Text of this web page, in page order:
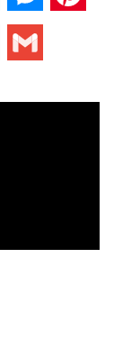
Email